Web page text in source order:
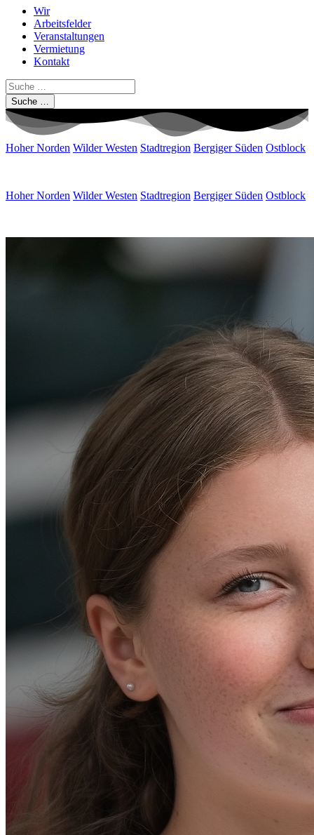
Wir
Arbeitsfelder
Veranstaltungen
Vermietung
Kontakt
Suche …
Hoher Norden Wilder Westen Stadtregion Bergiger Süden Ostblock
Hoher Norden Wilder Westen Stadtregion Bergiger Süden Ostblock